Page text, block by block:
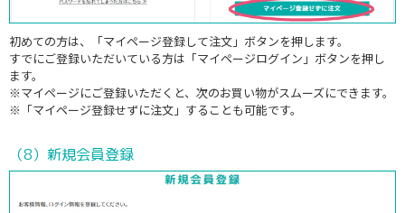
初めての方は、「マイページ登録して注文」ボタンを押します。
すでにご登録いただいている方は「マイページログイン」ボタンを押し
ます。
※マイページにご登録いただくと、次のお買い物がスムーズにできます。
※「マイページ登録せずに注文」することも可能です。
（8）新規会員登録